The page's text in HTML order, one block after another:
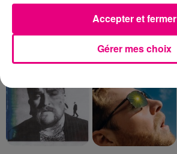
Capricorne Verseau
Gérer mes choix
Accepter et fermer